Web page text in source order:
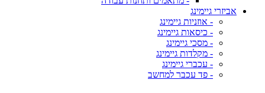
אביזרי גיימינג
- אוזניות גיימינג
- כיסאות גיימינג
- מסכי גיימינג
- מקלדות גיימינג
- עכברי גיימינג
- פד עכבר למחשב